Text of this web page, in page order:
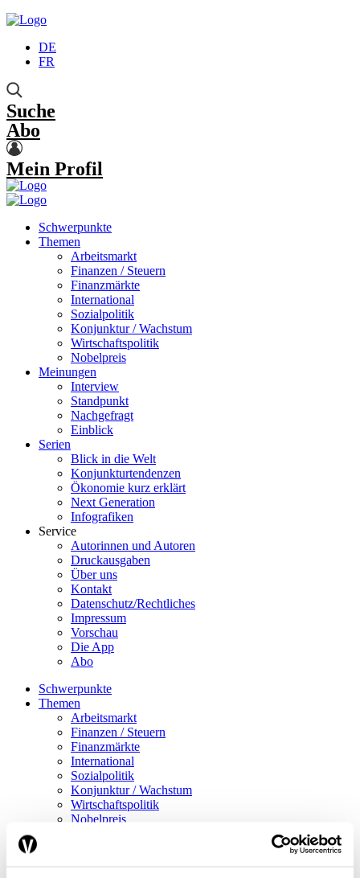
DE
FR
Suche
Abo
Mein Profil
Schwerpunkte
Themen
Arbeitsmarkt
Finanzen / Steuern
Finanzmärkte
International
Sozialpolitik
Konjunktur / Wachstum
Wirtschaftspolitik
Nobelpreis
Meinungen
Interview
Standpunkt
Nachgefragt
Einblick
Serien
Blick in die Welt
Konjunkturtendenzen
Ökonomie kurz erklärt
Next Generation
Infografiken
Service
Autorinnen und Autoren
Druckausgaben
Über uns
Kontakt
Datenschutz/Rechtliches
Impressum
Vorschau
Die App
Abo
Schwerpunkte
Themen
Arbeitsmarkt
Finanzen / Steuern
Finanzmärkte
International
Sozialpolitik
Konjunktur / Wachstum
Wirtschaftspolitik
Nobelpreis